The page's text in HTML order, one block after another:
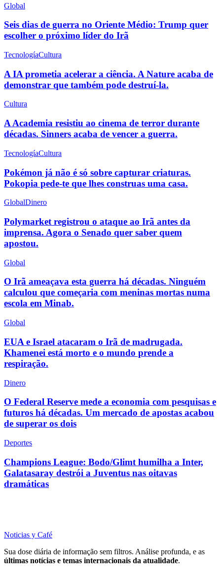
Global
Seis dias de guerra no Oriente Médio: Trump quer
escolher o próximo líder do Irã
TecnologíaCultura
A IA prometia acelerar a ciência. A Nature acaba de
demonstrar que também pode destruí-la.
Cultura
A Academia resistiu ao cinema de terror durante
décadas. Sinners acaba de vencer a guerra.
TecnologíaCultura
Pokémon já não é só sobre capturar criaturas.
Pokopia pede-te que lhes construas uma casa.
GlobalDinero
Polymarket registrou o ataque ao Irã antes da
imprensa. Agora o Senado quer saber quem
apostou.
Global
O Irã ameaçava esta guerra há décadas. Ninguém
calculou que começaria com meninas mortas numa
escola em Minab.
Global
EUA e Israel atacaram o Irã de madrugada.
Khamenei está morto e o mundo prende a
respiração.
Dinero
O Federal Reserve mede a economia com pesquisas e
futuros há décadas. Um mercado de apostas acabou
de superar os dois
Deportes
Champions League: Bodo/Glimt humilha a Inter,
Galatasaray destrói a Juventus nas oitavas
dramáticas
Noticias y Café
Sua dose diária de informação sem filtros. Análise profunda, e as
últimas notícias e temas internacionais da atualidade.